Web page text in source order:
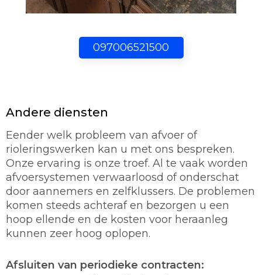
097006521500
Andere diensten
Eender welk probleem van afvoer of
rioleringswerken kan u met ons bespreken.
Onze ervaring is onze troef. Al te vaak worden
afvoersystemen verwaarloosd of onderschat
door aannemers en zelfklussers. De problemen
komen steeds achteraf en bezorgen u een
hoop ellende en de kosten voor heraanleg
kunnen zeer hoog oplopen.
Afsluiten van periodieke contracten: